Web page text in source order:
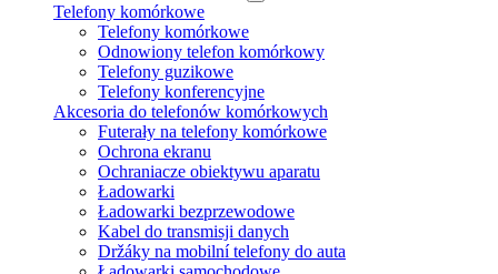
Telefony komórkowe
Telefony komórkowe
Odnowiony telefon komórkowy
Telefony guzikowe
Telefony konferencyjne
Akcesoria do telefonów komórkowych
Futerały na telefony komórkowe
Ochrona ekranu
Ochraniacze obiektywu aparatu
Ładowarki
Ładowarki bezprzewodowe
Kabel do transmisji danych
Držáky na mobilní telefony do auta